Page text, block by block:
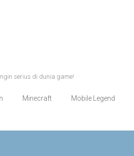
serius di dunia game!
Minecraft Mobile Legend